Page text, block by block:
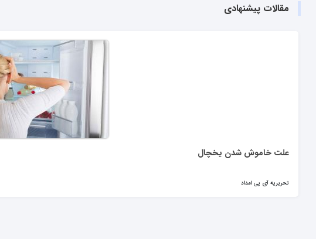
مقالات پیشنهادی
علت خاموش شدن یخچال
تحریریه آی پی امداد